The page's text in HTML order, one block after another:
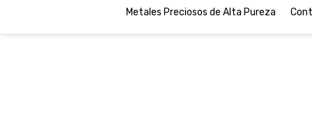
Metales Preciosos de Alta Pureza